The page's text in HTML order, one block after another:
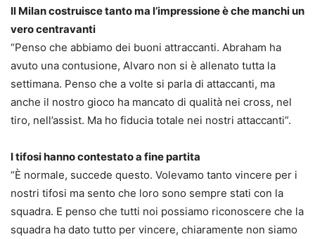
Il Milan costruisce tanto ma l’impressione è che manchi un
vero centravanti
“Penso che abbiamo dei buoni attraccanti. Abraham ha
avuto una contusione, Alvaro non si è allenato tutta la
settimana. Penso che a volte si parla di attaccanti, ma
anche il nostro gioco ha mancato di qualità nei cross, nel
tiro, nell’assist. Ma ho fiducia totale nei nostri attaccanti”.
I tifosi hanno contestato a fine partita
“È normale, succede questo. Volevamo tanto vincere per i
nostri tifosi ma sento che loro sono sempre stati con la
squadra. E penso che tutti noi possiamo riconoscere che la
squadra ha dato tutto per vincere, chiaramente non siamo